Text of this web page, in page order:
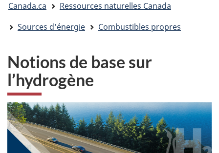
êtes
ici
Canada.ca
Ressources naturelles Canada
Sources d’énergie
Combustibles propres
Notions de base sur
l’hydrogène